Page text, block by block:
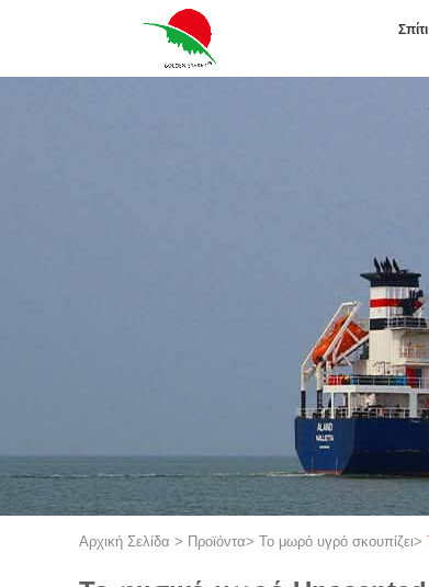
Σπίτι
Αρχική Σελίδα > Προϊόντα> Το μωρό υγρό σκουπίζει>